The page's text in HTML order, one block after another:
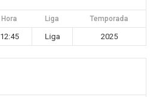
Hora Liga Temporada
12:45 Liga 2025